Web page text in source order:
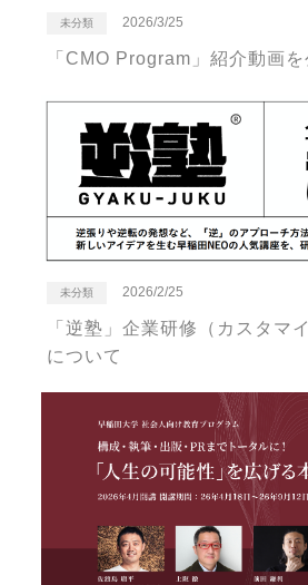
未分類 2026/3/25
「CMO Program」紹介動画を
未分類 2026/2/25
「逆塾」企業研修（カスタマ
について